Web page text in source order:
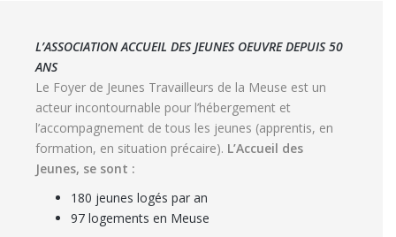
L’ASSOCIATION ACCUEIL DES JEUNES OEUVRE DEPUIS 50
ANS
Le Foyer de Jeunes Travailleurs de la Meuse est un
acteur incontournable pour l’hébergement et
l’accompagnement de tous les jeunes (apprentis, en
formation, en situation précaire). L’Accueil des
Jeunes, se sont :
180 jeunes logés par an
97 logements en Meuse